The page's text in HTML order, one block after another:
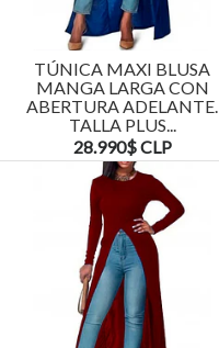
TÚNICA MAXI BLUSA
MANGA LARGA CON
ABERTURA ADELANTE.
TALLA PLUS...
28.990$ CLP